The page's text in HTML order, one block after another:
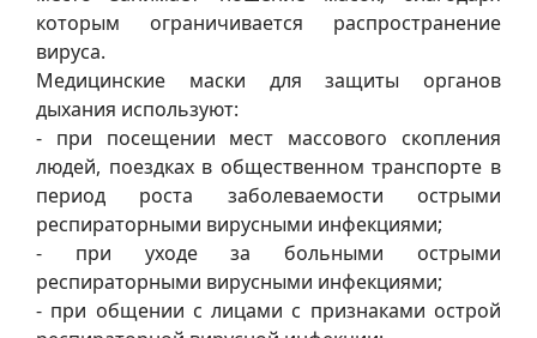
которым ограничивается распространение
вируса.
Медицинские маски для защиты органов
дыхания используют:
- при посещении мест массового скопления
людей, поездках в общественном транспорте в
период роста заболеваемости острыми
респираторными вирусными инфекциями;
- при уходе за больными острыми
респираторными вирусными инфекциями;
- при общении с лицами с признаками острой